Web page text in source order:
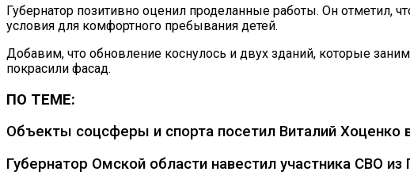
Губернатор позитивно оценил проделанные работы. Он отметил,
условия для комфортного пребывания детей.
Добавим, что обновление коснулось и двух зданий, которые
покрасили фасад.
ПО ТЕМЕ:
Объекты соцсферы и спорта посетил Виталий Хоценко
Губернатор Омской области навестил участника СВО из